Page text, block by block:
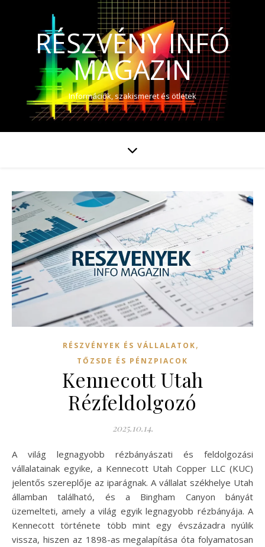
RÉSZVÉNY INFÓ
MAGAZIN
Információk, szakismeret és ötletek
RÉSZVÉNYEK ÉS VÁLLALATOK,
TŐZSDE ÉS PÉNZPIACOK
Kennecott Utah
Rézfeldolgozó
2025.10.14.
A világ legnagyobb rézbányászati és feldolgozási
vállalatainak egyike, a Kennecott Utah Copper LLC (KUC)
jelentős szereplője az iparágnak. A vállalat székhelye Utah
államban található, és a Bingham Canyon bányát
üzemelteti, amely a világ egyik legnagyobb rézbányája. A
Kennecott története több mint egy évszázadra nyúlik
vissza, hiszen az 1898-as megalapítása óta folyamatosan